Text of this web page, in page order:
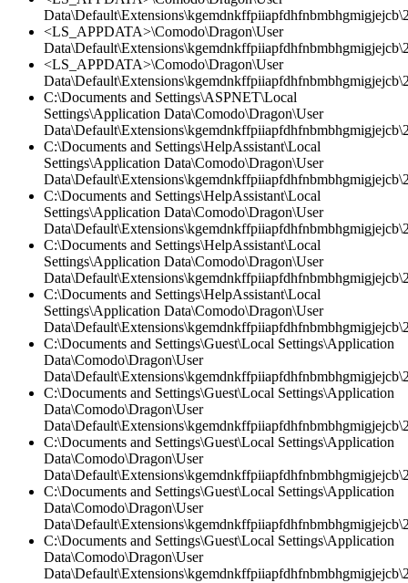
<LS_APPDATA>\Comodo\Dragon\User
<LS_APPDATA>\Comodo\Dragon\User
C:\Documents and Settings\ASPNET\Local
Settings\Application Data\Comodo\Dragon\User
C:\Documents and Settings\HelpAssistant\Local
Settings\Application Data\Comodo\Dragon\User
C:\Documents and Settings\HelpAssistant\Local
Settings\Application Data\Comodo\Dragon\User
C:\Documents and Settings\HelpAssistant\Local
Settings\Application Data\Comodo\Dragon\User
C:\Documents and Settings\HelpAssistant\Local
Settings\Application Data\Comodo\Dragon\User
C:\Documents and Settings\Guest\Local Settings\Application
Data\Comodo\Dragon\User
C:\Documents and Settings\Guest\Local Settings\Application
Data\Comodo\Dragon\User
C:\Documents and Settings\Guest\Local Settings\Application
Data\Comodo\Dragon\User
C:\Documents and Settings\Guest\Local Settings\Application
Data\Comodo\Dragon\User
C:\Documents and Settings\Guest\Local Settings\Application
Data\Comodo\Dragon\User